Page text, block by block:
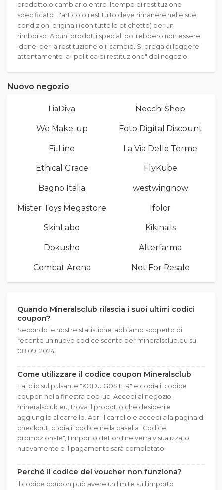
prodotto o cambiarlo entro il tempo di restituzione
specificato. L'articolo restituito deve rimanere nelle sue
condizioni originali (con tutte le etichette) per un
rimborso. Alcuni prodotti speciali potrebbero non essere
idonei per la restituzione o il cambio. Si prega di leggere
attentamente la "politica di restituzione" del negozio.
Nuovo negozio
LiaDiva Necchi Shop
We Make-up Foto Digital Discount
FitLine La Via Delle Terme
Ethical Grace FlyKube
Bagno Italia westwingnow
Mister Toys Megastore Ifolor
SkinLabo Kikinails
Dokusho Alterfarma
Combat Arena Not For Resale
Quando Mineralsclub rilascia i suoi ultimi codici
coupon?
Secondo le nostre statistiche, abbiamo scoperto di
recente un nuovo codice sconto per mineralsclub.eu su
08 09, 2024.
Come utilizzare il codice coupon Mineralsclub
Fai clic sul pulsante "KODU GÖSTER" e copia il codice
coupon nella finestra pop-up. Accedi al negozio
mineralsclub.eu, trova il prodotto che desideri e
aggiungilo al carrello. Apri il carrello e accedi alla pagina di
checkout, copia il codice nella casella "Codice
promozionale", l'importo dell'ordine verrà visualizzato
nuovamente e il pagamento sarà completato.
Perché il codice del voucher non funziona?
Il codice coupon può avere un limite sull'importo